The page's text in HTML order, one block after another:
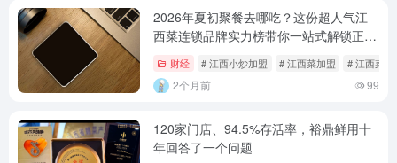
2026年夏初聚餐去哪吃？这份超人气江
西菜连锁品牌实力榜带你一站式解锁正宗
财经 # 江西小炒加盟 # 江西菜加盟 # 江西菜连
2个月前 99
120家门店、94.5%存活率，裕鼎鲜用十
年回答了一个问题